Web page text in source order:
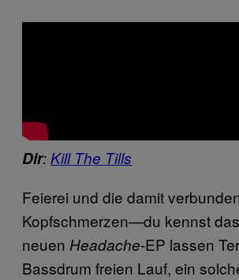
Dir: Kill The Tills
Feierei und die damit
Kopfschmerzen—du kennst
neuen Headache-EP lassen
Bassdrum freien Lauf, ein